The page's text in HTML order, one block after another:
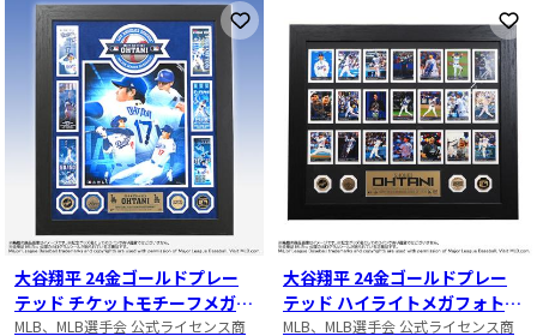
お気に入りに登録
大谷翔平 24金ゴールドプレー
テッド チケットモチーフメガフ
ォトミント
MLB、MLB選手会 公式ライセンス商
お
大谷翔平 24金ゴールドプレー
テッド ハイライトメガフォトミ
ント
MLB、MLB選手会 公式ライセンス商